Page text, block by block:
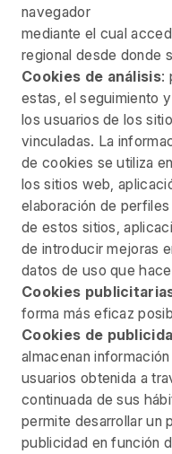
navegador
mediante el cual
regional desde donde
Cookies de análisis:
estas, el seguimiento
los usuarios de los
vinculadas. La
de cookies se utiliza
los sitios web,
elaboración de
de estos sitios,
de introducir mejoras
datos de uso que
Cookies
forma más eficaz
Cookies de
almacenan
usuarios obtenida a
continuada de sus
permite desarrollar un
publicidad en función